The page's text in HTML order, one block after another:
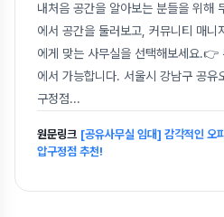
내처음 공간을 알아보는 분들을 위해
에서 공간을 둘러보고, 커뮤니티 매니
에게 맞는 사무실을 선택해보세요.👉
에서 가능합니다. 서울시 강남구 공유
구정점...
원문링크 [공유사무실 임대] 감각적인 오
압구정점 추천!